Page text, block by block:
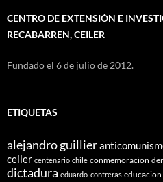
CENTRO DE EXTENSIÓN E
RECABARREN, CEILER
Fundado el 6 de julio de 2012.
ETIQUETAS
alejandro guillier
ceiler centenario chile conmemoracion
dictadura eduardo-contreras educacion